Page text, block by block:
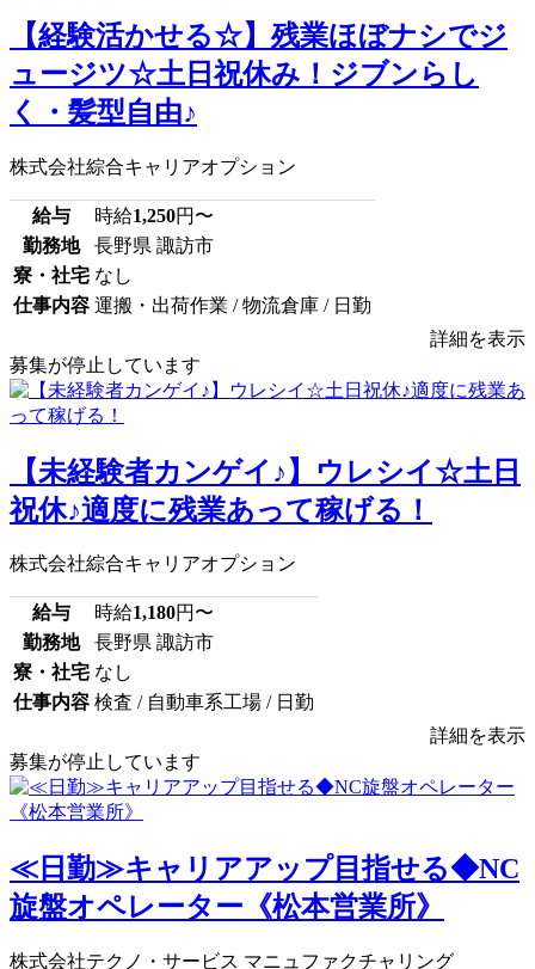
【経験活かせる☆】残業ほぼナシでジ
ュージツ☆土日祝休み！ジブンらし
く・髪型自由♪
株式会社綜合キャリアオプション
給与 時給1,250円〜
勤務地
長野県 諏訪市
寮・社宅 なし
仕事内容 運搬・出荷作業 / 物流倉庫 / 日勤
詳細を表示
募集が停止しています
【未経験者カンゲイ♪】ウレシイ☆土日
祝休♪適度に残業あって稼げる！
株式会社綜合キャリアオプション
給与 時給1,180円〜
勤務地
長野県 諏訪市
寮・社宅 なし
仕事内容 検査 / 自動車系工場 / 日勤
詳細を表示
募集が停止しています
≪日勤≫キャリアアップ目指せる◆NC
旋盤オペレーター《松本営業所》
株式会社テクノ・サービス マニュファクチャリング